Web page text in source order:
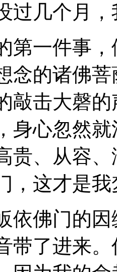
几个月，
一件事，
念的诸佛
敲击大磬
身心忽然
贵、从容
，这才是
佛门的因
带了进来